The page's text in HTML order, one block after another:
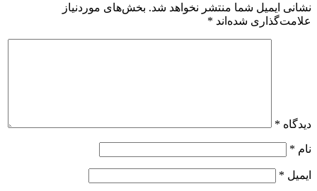
نشانی ایمیل شما منتشر نخواهد شد. بخش‌های موردنیاز
علامت‌گذاری شده‌اند *
دیدگاه *
نام *
ایمیل *